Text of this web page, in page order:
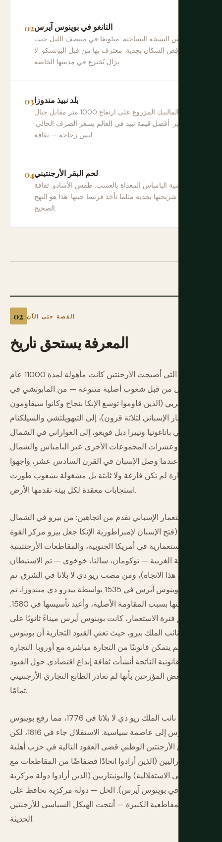
التانغو في بوينوس آيرس
ليس النسخة السياحية. ميلونغا في منتصف الليل حيث
يرقص السكان بجدية. معترف بها من قبل اليونسكو. لا
تزال تُخترع في مدينتها الخاصة.
بلد نبيذ مندوزا
المالبيك المزروع على ارتفاع 1000 متر مقابل جبال
الأنديز. أفضل قيمة نبيذ في العالم بسعر الصرف الحالي.
ليس زجاجة — ثقافة.
لحم البقر الأرجنتيني
ماشية البامباس المغذاة بالعشب. طقس الأسادو. ثقافة
تأخذ شريحتها بجدية مثلما تأخذ فرنسا جبنها. هذا هو النهج
الصحيح.
القصة حتى الآن
تاريخيستحقالمعرفة
الأراضي التي أصبحت الأرجنتين كانت مأهولة لمدة 11000 عام
على الأقل من قبل شعوب أصلية متنوعة — من المابوتشي في
الجنوب الغربي (الذين قاوموا توسع الإنكا بنجاح وكانوا سيقاومون
الاستعمار الإسباني لثلاثة قرون)، إلى التيهويلتشي والسيلكنام
في باتاغونيا وتييرا ديل فويغو، إلى الغواراني في الشمال
الشرقي، وعشرات المجموعات الأخرى عبر البامباس والشمال
الغربي. عندما وصل الإسبان في القرن السادس عشر، واجهوا
قارة لم تكن فارغة ولا ثابتة بل مشغولة بشعوب طورت
استجابات معقدة لكل بيئة تقدمها الأرض.
الاستعمار الإسباني تقدم من اتجاهين: من بيرو في الشمال
الغربي (فتح الإسبان لإمبراطورية الإنكا جعل بيرو مركز القوة
الاستعمارية في أمريكا الجنوبية، والمقاطعات الأرجنتينية
الشمالية الغربية — توكومان، سالتا، خوخوي — تم الاستيطان
من هذا الاتجاه)، ومن مصب ريو دي لا بلاتا في الشرق. تم
تأسيس بوينوس آيرس في 1535 بواسطة بيدرو دي ميندوزا، تم
التخلي عنها بسبب المقاومة الأصلية، وأعيد تأسيسها في 1580.
لمعظم فترة الاستعمار، كانت بوينوس آيرس ميناءً ثانويًا على
حافة نائب الملك بيرو، حيث تعني القيود التجارية أن بوينوس
آيرس لم يتمكن قانونيًا من التجارة مباشرة مع أوروبا. التجارة
غير القانونية الناتجة أنشأت ثقافة إبداع اقتصادي حول القيود
يجادل بعض المؤرخين بأنها لم تغادر الطابع التجاري الأرجنتيني
تمامًا.
تم إنشاء نائب الملك ريو دي لا بلاتا في 1776، مما رفع بوينوس
آيرس إلى عاصمة سياسية. الاستقلال جاء في 1816، لكن
مشروع الأرجنتين الوطني قضى العقود التالية في حرب أهلية
بين الفيدراليين (الذين أرادوا اتحادًا فضفاضًا من المقاطعات مع
الحفاظ على الاستقلالية) واليونيتاريين (الذين أرادوا دولة مركزية
مقرها في بوينوس آيرس). الحل — دولة مركزية تحافظ على
السلطة المقاطعية الكبيرة — أنتجت الهيكل السياسي للأرجنتين
الحديثة.